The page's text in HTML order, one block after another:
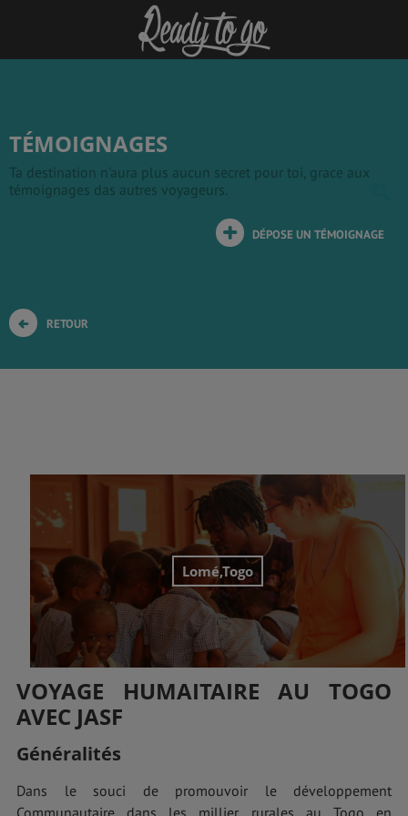
TÉMOIGNAGES
Ta destination n'aura plus aucun secret pour toi, grace aux
témoignages das autres voyageurs.
DÉPOSE UN TÉMOIGNAGE
RETOUR
Lomé,Togo
VOYAGE HUMAITAIRE AU TOGO
AVEC JASF
Généralités
Dans le souci de promouvoir le développement